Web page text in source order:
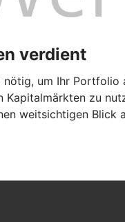
verdient
um Ihr
zu
weitsichtigen Blick